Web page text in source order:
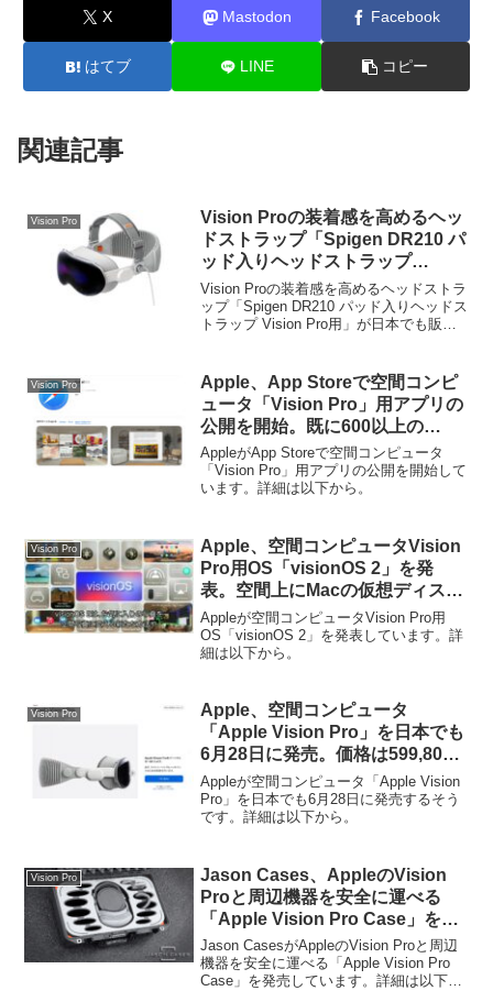
X Mastodon Facebook
はてブ LINE コピー
関連記事
Vision Pro
Vision Proの装着感を高めるヘッ
ドストラップ「Spigen DR210 パ
ッド入りヘッドストラップ
Vision Pro用」が日本でも販売開
始。
Vision Proの装着感を高めるヘッドストラ
ップ「Spigen DR210 パッド入りヘッドス
トラップ Vision Pro用」が日本でも販売
Vision Pro
Apple、App Storeで空間コンピ
ュータ「Vision Pro」用アプリの
公開を開始。既に600以上の
Vision Proアプリが登録。
AppleがApp Storeで空間コンピュータ
「Vision Pro」用アプリの公開を開始して
います。詳細は以下から。
Vision Pro
Apple、空間コンピュータVision
Pro用OS「visionOS 2」を発
表。空間上にMacの仮想ディスプ
レイを作り出す機能は解像度とサ
イズが向上。
Appleが空間コンピュータVision Pro用
OS「visionOS 2」を発表しています。詳
細は以下から。
Vision Pro
Apple、空間コンピュータ
「Apple Vision Pro」を日本でも
6月28日に発売。価格は599,800
円から。
Appleが空間コンピュータ「Apple Vision
Pro」を日本でも6月28日に発売するそう
です。詳細は以下から。
Vision Pro
Jason Cases、AppleのVision
Proと周辺機器を安全に運べる
「Apple Vision Pro Case」を発
売。
Jason CasesがAppleのVision Proと周辺
機器を安全に運べる「Apple Vision Pro
Case」を発売しています。詳細は以下か